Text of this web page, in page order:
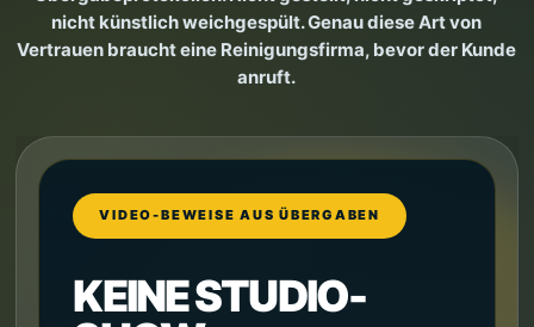
nicht künstlich weichgespült. Genau diese Art von
Vertrauen braucht eine Reinigungsfirma, bevor der Kunde
anruft.
VIDEO-BEWEISE AUS ÜBERGABEN
KEINE STUDIO-